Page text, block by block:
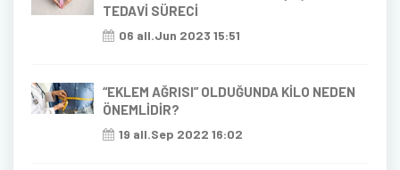
TEDAVİ SÜRECİ
06 all.Jun 2023 15:51
“EKLEM AĞRISI” OLDUĞUNDA KİLO NEDEN
ÖNEMLİDİR?
19 all.Sep 2022 16:02